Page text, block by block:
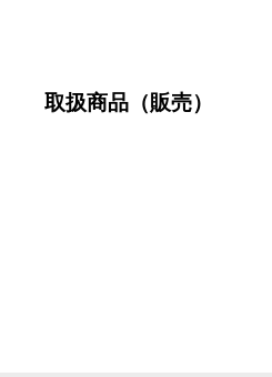
取扱商品（販売）